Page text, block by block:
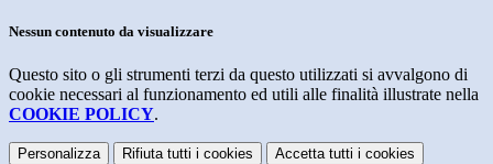
Nessun contenuto da visualizzare
Questo sito o gli strumenti terzi da questo utilizzati si avvalgono di
cookie necessari al funzionamento ed utili alle finalità illustrate nella
COOKIE POLICY.
Personalizza Rifiuta tutti i cookies Accetta tutti i cookies